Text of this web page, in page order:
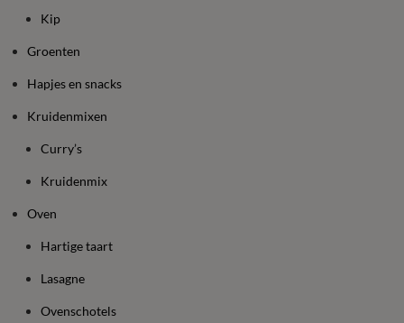
Kip
Groenten
Hapjes en snacks
Kruidenmixen
Curry’s
Kruidenmix
Oven
Hartige taart
Lasagne
Ovenschotels